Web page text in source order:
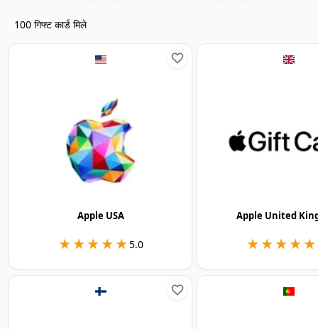
100 गिफ्ट कार्ड मिले
Apple USA
★★★★★
★★★★★5.0
Apple United
★★★★★
★★★★★